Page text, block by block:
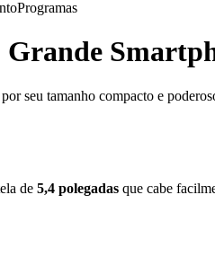
Programas
seu tamanho compacto e
de 5,4 polegadas que cabe